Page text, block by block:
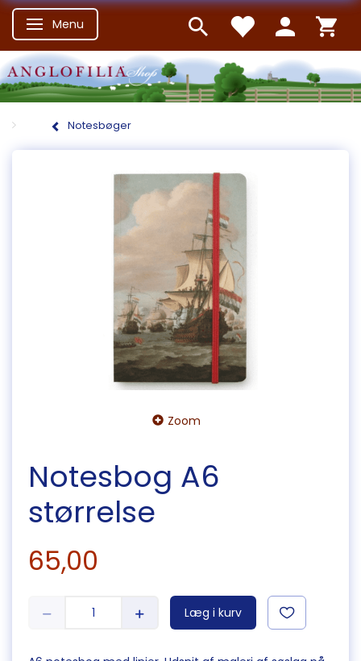
Skifte navigation
Menu
Notesbøger
Zoom
Notesbog A6
størrelse
65,00
Læg i kurv